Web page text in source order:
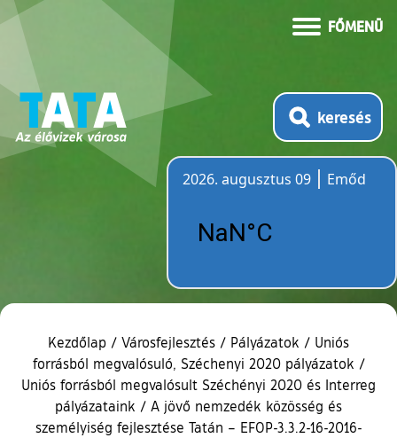
FŐMENÜ
keresés
2026. augusztus 09
Emőd
Kezdőlap / Városfejlesztés / Pályázatok / Uniós
forrásból megvalósuló, Széchenyi 2020 pályázatok /
Uniós forrásból megvalósult Széchényi 2020 és Interreg
pályázataink / A jövő nemzedék közösség és
személyiség fejlesztése Tatán – EFOP-3.3.2-16-2016-